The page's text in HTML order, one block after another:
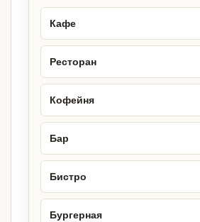
Кафе
Ресторан
Кофейня
Бар
Бистро
Бургерная